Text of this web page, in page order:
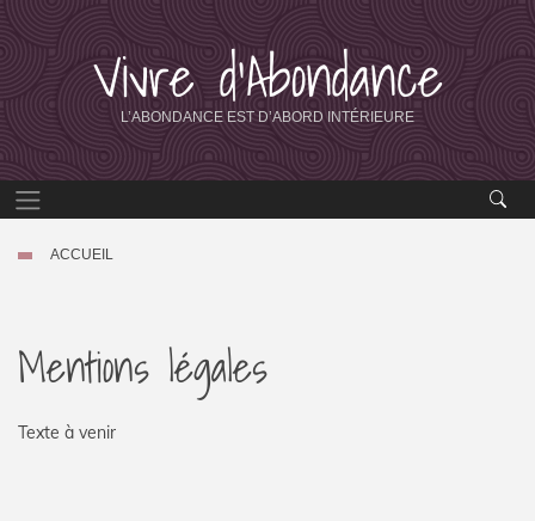
Vivre d’Abondance
L’ABONDANCE EST D’ABORD INTÉRIEURE
ACCUEIL
Mentions légales
Texte à venir